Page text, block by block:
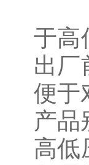
于高
出厂
便于
产品
高低